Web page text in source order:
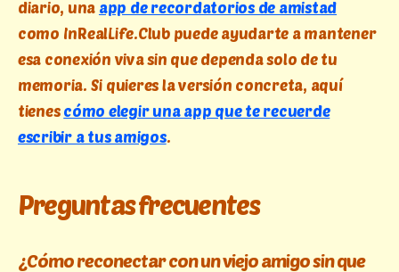
diario, una app de recordatorios de amistad
como InRealLife.Club puede ayudarte a mantener
esa conexión viva sin que dependa solo de tu
memoria. Si quieres la versión concreta, aquí
tienes cómo elegir una app que te recuerde
escribir a tus amigos.
Preguntas frecuentes
¿Cómo reconectar con un viejo amigo sin que